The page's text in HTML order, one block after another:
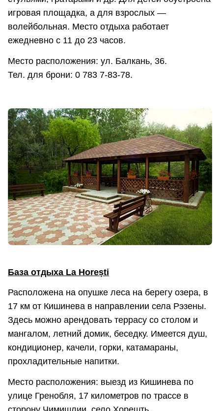
игровая площадка, а для взрослых —
волейбольная. Место отдыха работает
ежедневно с 11 до 23 часов.
Место расположения: ул. Балкань, 36.
Тел. для брони: 0 783 7-83-78.
База отдыха La Horești
Расположена на опушке леса на берегу озера, в
17 км от Кишинева в направлении села Рэзены.
Здесь можно арендовать террасу со столом и
мангалом, летний домик, беседку. Имеется душ,
кондиционер, качели, горки, катамараны,
прохладительные напитки.
Место расположения: выезд из Кишинева по
улице Гренобля, 17 километров по трассе в